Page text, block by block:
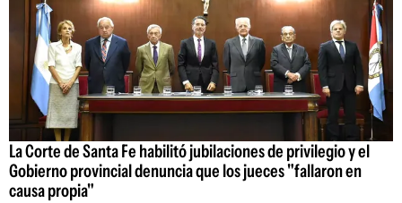
La Corte de Santa Fe habilitó jubilaciones de privilegio y el
Gobierno provincial denuncia que los jueces "fallaron en
causa propia"